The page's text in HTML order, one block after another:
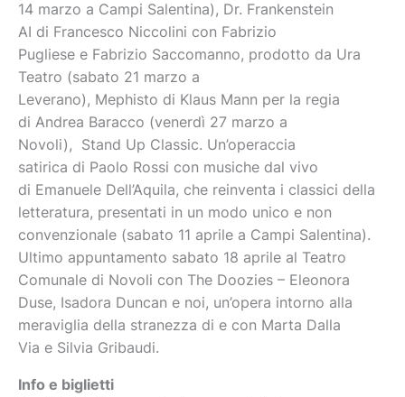
14 marzo a Campi Salentina), Dr. Frankenstein
AI di Francesco Niccolini con Fabrizio
Pugliese e Fabrizio Saccomanno, prodotto da Ura
Teatro (sabato 21 marzo a
Leverano), Mephisto di Klaus Mann per la regia
di Andrea Baracco (venerdì 27 marzo a
Novoli), Stand Up Classic. Un’operaccia
satirica di Paolo Rossi con musiche dal vivo
di Emanuele Dell’Aquila, che reinventa i classici della
letteratura, presentati in un modo unico e non
convenzionale (sabato 11 aprile a Campi Salentina).
Ultimo appuntamento sabato 18 aprile al Teatro
Comunale di Novoli con The Doozies – Eleonora
Duse, Isadora Duncan e noi, un’opera intorno alla
meraviglia della stranezza di e con Marta Dalla
Via e Silvia Gribaudi.
Info e biglietti